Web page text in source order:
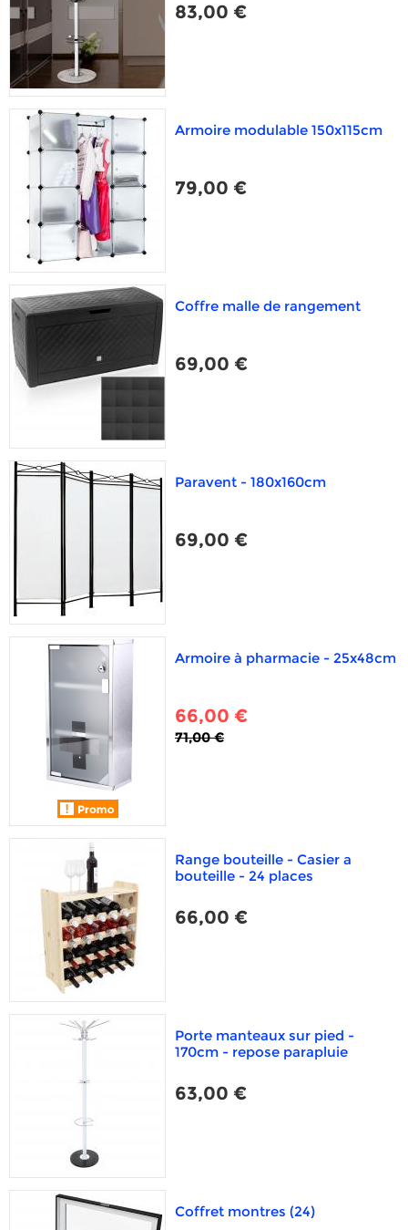
83,00 €
Armoire modulable 150x115cm
79,00 €
Coffre malle de rangement
69,00 €
Paravent - 180x160cm
69,00 €
Armoire à pharmacie - 25x48cm
66,00 €
71,00 €
Range bouteille - Casier a
bouteille - 24 places
66,00 €
Porte manteaux sur pied -
170cm - repose parapluie
63,00 €
Coffret montres (24)